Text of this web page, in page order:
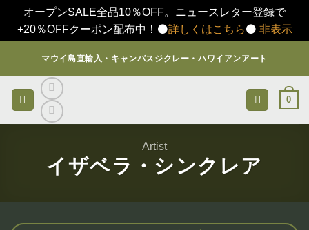
オープンSALE全品10％OFF。ニュースレター登録で
+20％OFFクーポン配布中！⚫️詳しくはこちら⚫️ 非表示
マウイ島直輸入・キャンバスジクレー・ハワイアンアート
0
Artist
イザベラ・シンクレア